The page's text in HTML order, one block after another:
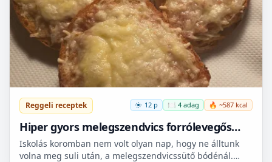
Reggeli receptek 12 p 🍽️ 4 adag 🔥 ~587 kcal
Hiper gyors melegszendvics forrólevegős
sütőbe
Iskolás koromban nem volt olyan nap, hogy ne álltunk
volna meg suli után, a melegszendvicssütő bódénál.